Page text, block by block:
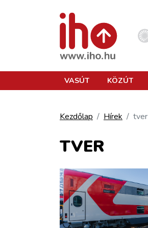
REPÜLÉS
KÖZLEKEDÉSFEJLESZTÉS
ELLÁTÁSI LÁNC
VASÚT KÖZÚT
Kezdőlap Hírek tver
TVER